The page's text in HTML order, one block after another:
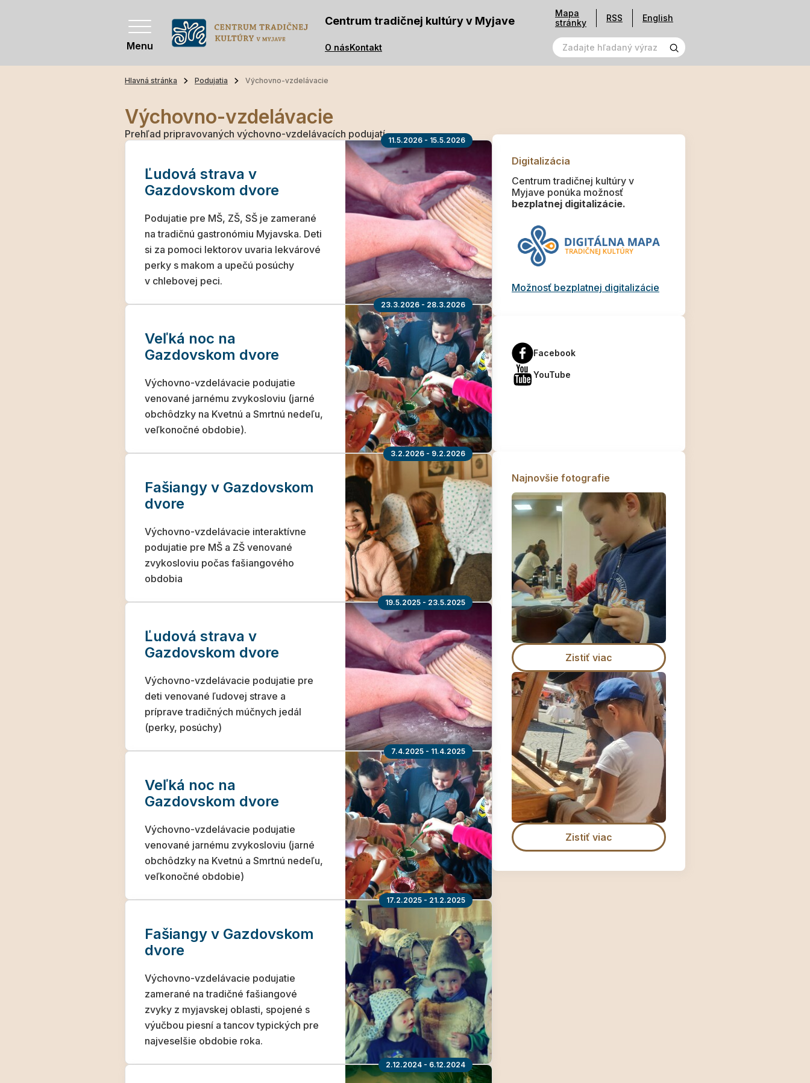
Menu
Centrum tradičnej kultúry v Myjave
O násKontakt
Mapa
stránky
RSS English
Hlavná stránka Podujatia Výchovno-vzdelávacie
Výchovno-vzdelávacie
Prehľad pripravovaných výchovno-vzdelávacích podujatí.
11.5.2026 - 15.5.2026
Ľudová strava v
Gazdovskom dvore
Podujatie pre MŠ, ZŠ, SŠ je zamerané
na tradičnú gastronómiu Myjavska. Deti
si za pomoci lektorov uvaria lekvárové
perky s makom a upečú posúchy
v chlebovej peci.
23.3.2026 - 28.3.2026
Veľká noc na
Gazdovskom dvore
Výchovno-vzdelávacie podujatie
venované jarnému zvykosloviu (jarné
obchôdzky na Kvetnú a Smrtnú nedeľu,
veľkonočné obdobie).
3.2.2026 - 9.2.2026
Fašiangy v Gazdovskom
dvore
Výchovno-vzdelávacie interaktívne
podujatie pre MŠ a ZŠ venované
zvykosloviu počas fašiangového
obdobia
19.5.2025 - 23.5.2025
Ľudová strava v
Gazdovskom dvore
Výchovno-vzdelávacie podujatie pre
deti venované ľudovej strave a
príprave tradičných múčnych jedál
(perky, posúchy)
7.4.2025 - 11.4.2025
Veľká noc na
Gazdovskom dvore
Výchovno-vzdelávacie podujatie
venované jarnému zvykosloviu (jarné
obchôdzky na Kvetnú a Smrtnú nedeľu,
veľkonočné obdobie)
17.2.2025 - 21.2.2025
Fašiangy v Gazdovskom
dvore
Výchovno-vzdelávacie podujatie
zamerané na tradičné fašiangové
zvyky z myjavskej oblasti, spojené s
výučbou piesní a tancov typických pre
najveselšie obdobie roka.
2.12.2024 - 6.12.2024
Digitalizácia
Centrum tradičnej kultúry v
Myjave ponúka možnosť
bezplatnej digitalizácie.
Možnosť bezplatnej digitalizácie
Facebook
YouTube
Najnovšie fotografie
Zistiť viac
Zistiť viac